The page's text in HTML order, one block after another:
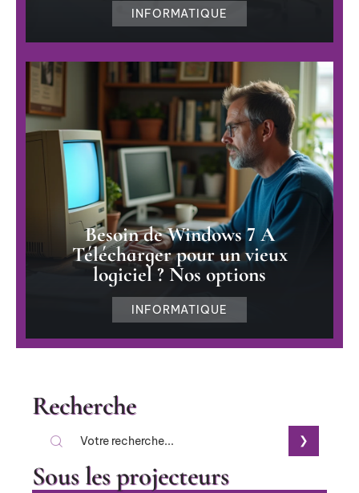
INFORMATIQUE
Besoin de Windows 7 A
Télécharger pour un vieux
logiciel ? Nos options
INFORMATIQUE
Recherche
Sous les projecteurs